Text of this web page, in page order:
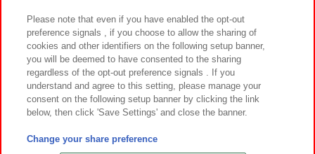
カスタマーハラスメント対応方針 よくあるご質問・お問い合わせ
©Bandai Namco Amusement Inc.
©Bandai Namco Amusement Lab Inc.
Please note that even if you have enabled the opt-out
preference signals , if you choose to allow the sharing of
cookies and other identifiers on the following setup banner,
you will be deemed to have consented to the sharing
regardless of the opt-out preference signals . If you
understand and agree to this setting, please manage your
consent on the following setup banner by clicking the link
below, then click 'Save Settings' and close the banner.
Change your share preference